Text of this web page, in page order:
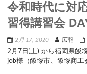
令和時代に対
習得講習会
2月 17, 2020 広報
2月7日(土) から福岡県飯
job様（飯塚市、飯塚商工